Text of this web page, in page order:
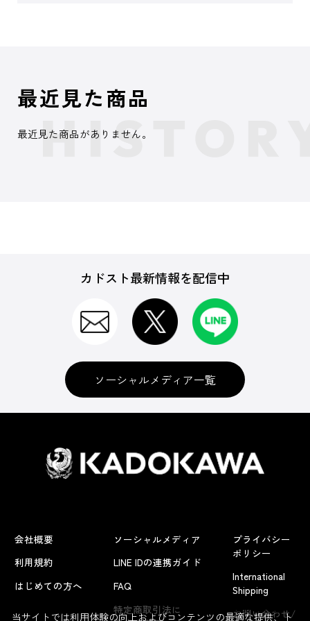
よくあるお問い合わせ
最近見た商品
最近見た商品がありません。
カドスト最新情報を配信中
ソーシャルメディア一覧
会社概要
利用規約
はじめての方へ
ソーシャルメディア
LINE IDの連携ガイド
FAQ
特定商取引法に
プライバシー
ポリシー
International
Shipping
お問い合わせ/
当サイトでは利用体験の向上およびコンテンツの最適な提供、ト